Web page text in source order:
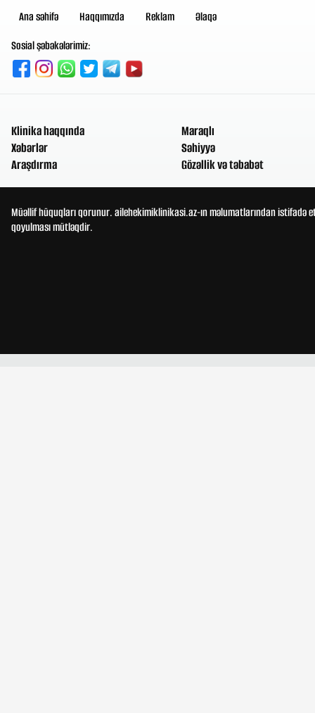
Ana səhifə Haqqımızda Reklam
Əlaqə
Sosial şəbəkələrimiz:
Klinika haqqında
Xəbərlər
Araşdırma
Maraqlı
Səhiyyə
Gözəllik və təbabət
Müəllif hüquqları qorunur. ailehekimiklinikasi.az-ın məlumatlarından
qoyulması mütləqdir.